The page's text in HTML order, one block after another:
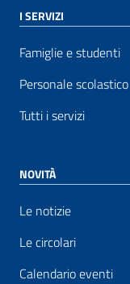
I SERVIZI
Famiglie e studenti
Personale scolastico
Tutti i servizi
NOVITÀ
Le notizie
Le circolari
Calendario eventi